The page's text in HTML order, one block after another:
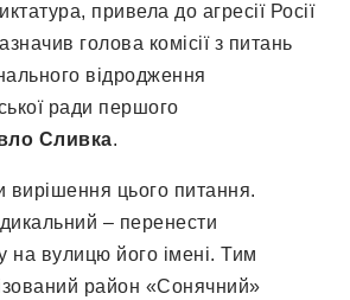
привела до агресії Росії
голова комісії з питань
відродження
ради першого
Сливка.
вирішення цього питання.
– перенести
на вулицю його імені. Тим
район «Сонячний»